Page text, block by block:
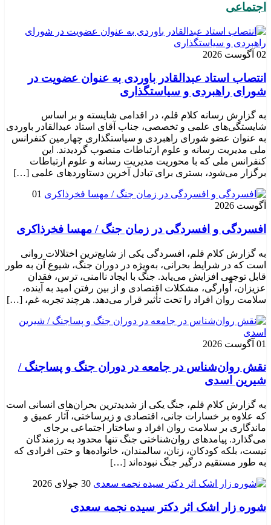
اجتماعی
02 آگوست 2026
انتصاب استاد عبدالقادر باوردی به عنوان عضویت در
شورای راهبردی و سیاستگذاری
به گزارش رسانه کلام قلم، در اقدامی شایسته و بر اساس
شایستگی‌های علمی و تخصصی، جناب آقای استاد عبدالقادر باوردی
به عنوان عضو شورای راهبردی و سیاستگذاری چهارمین کنفرانس
ملی مدیریت رسانه و علوم ارتباطات منصوب گردیدند. این
کنفرانس ملی که با محوریت مدیریت رسانه و علوم ارتباطات
برگزار می‌شود، بستری برای تبادل آخرین دستاوردهای علمی […]
01
آگوست 2026
افسردگی و افسردگی در زمان جنگ / مهسا فخرذاکری
به گزارش کلام قلم، افسردگی یکی از شایع‌ترین اختلالات روانی
است که در شرایط بحرانی، به‌ویژه در دوران جنگ، شیوع آن به طور
قابل توجهی افزایش می‌یابد. جنگ با ایجاد ناامنی، ترس، فقدان
عزیزان، آوارگی، مشکلات اقتصادی و از بین رفتن امید به آینده،
سلامت روان افراد را تحت تأثیر قرار می‌دهد. هرچند تجربه غم، […]
01 آگوست 2026
نقش روان‌شناس در جامعه در دوران جنگ و پساجنگ /
شیرین اسدی
به گزارش کلام قلم، جنگ یکی از شدیدترین بحران‌های انسانی است
که علاوه بر خسارات جانی، اقتصادی و زیرساختی، آثار عمیق و
ماندگاری بر سلامت روان افراد و ساختار اجتماعی برجای
می‌گذارد. پیامدهای روان‌شناختی جنگ تنها محدود به رزمندگان
نیست، بلکه کودکان، زنان، سالمندان، خانواده‌ها و حتی افرادی که
به طور مستقیم درگیر جنگ نبوده‌اند […]
30 جولای 2026
شوره زار اشک اثر دکتر سیده نجمه سعدی